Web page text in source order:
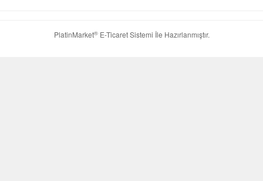
PlatinMarket®E-Ticaret Sistemi İle Hazırlanmıştır.